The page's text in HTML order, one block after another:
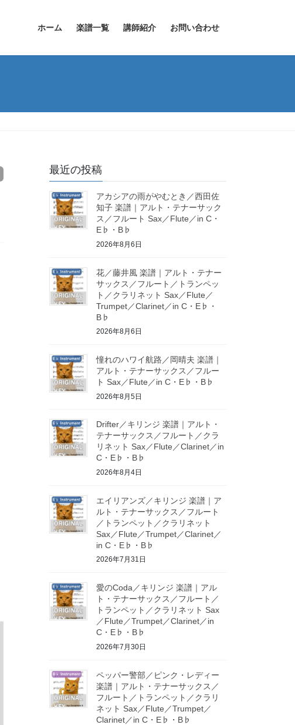
ホーム 楽譜一覧 講師紹介 お問い合わせ
最近の投稿
アカシアの雨がやむとき／西田佐
知子 楽譜｜アルト・テナーサック
ス／フルート Sax／Flute／in C・
E♭・B♭
2026年8月6日
花／藤井風 楽譜｜アルト・テナー
サックス／フルート／トランペッ
ト／クラリネット Sax／Flute／
Trumpet／Clarinet／in C・E♭・
B♭
2026年8月6日
憧れのハワイ航路／岡晴夫 楽譜｜
アルト・テナーサックス／フルー
ト Sax／Flute／in C・E♭・B♭
2026年8月5日
Drifter／キリンジ 楽譜｜アルト・
テナーサックス／フルート／クラ
リネット Sax／Flute／Clarinet／in
C・E♭・B♭
2026年8月4日
エイリアンズ／キリンジ 楽譜｜ア
ルト・テナーサックス／フルート
／トランペット／クラリネット
Sax／Flute／Trumpet／Clarinet／
in C・E♭・B♭
2026年7月31日
愛のCoda／キリンジ 楽譜｜アル
ト・テナーサックス／フルート／
トランペット／クラリネット Sax
／Flute／Trumpet／Clarinet／in
C・E♭・B♭
2026年7月30日
ペッパー警部／ピンク・レディー
楽譜｜アルト・テナーサックス／
フルート／トランペット／クラリ
ネット Sax／Flute／Trumpet／
Clarinet／in C・E♭・B♭